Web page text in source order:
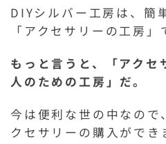
DIYシルバー工房は、簡
「アクセサリーの工房」
もっと言うと、「アクセ
人のための工房」だ。
今は便利な世の中なので
クセサリーの購入ができ